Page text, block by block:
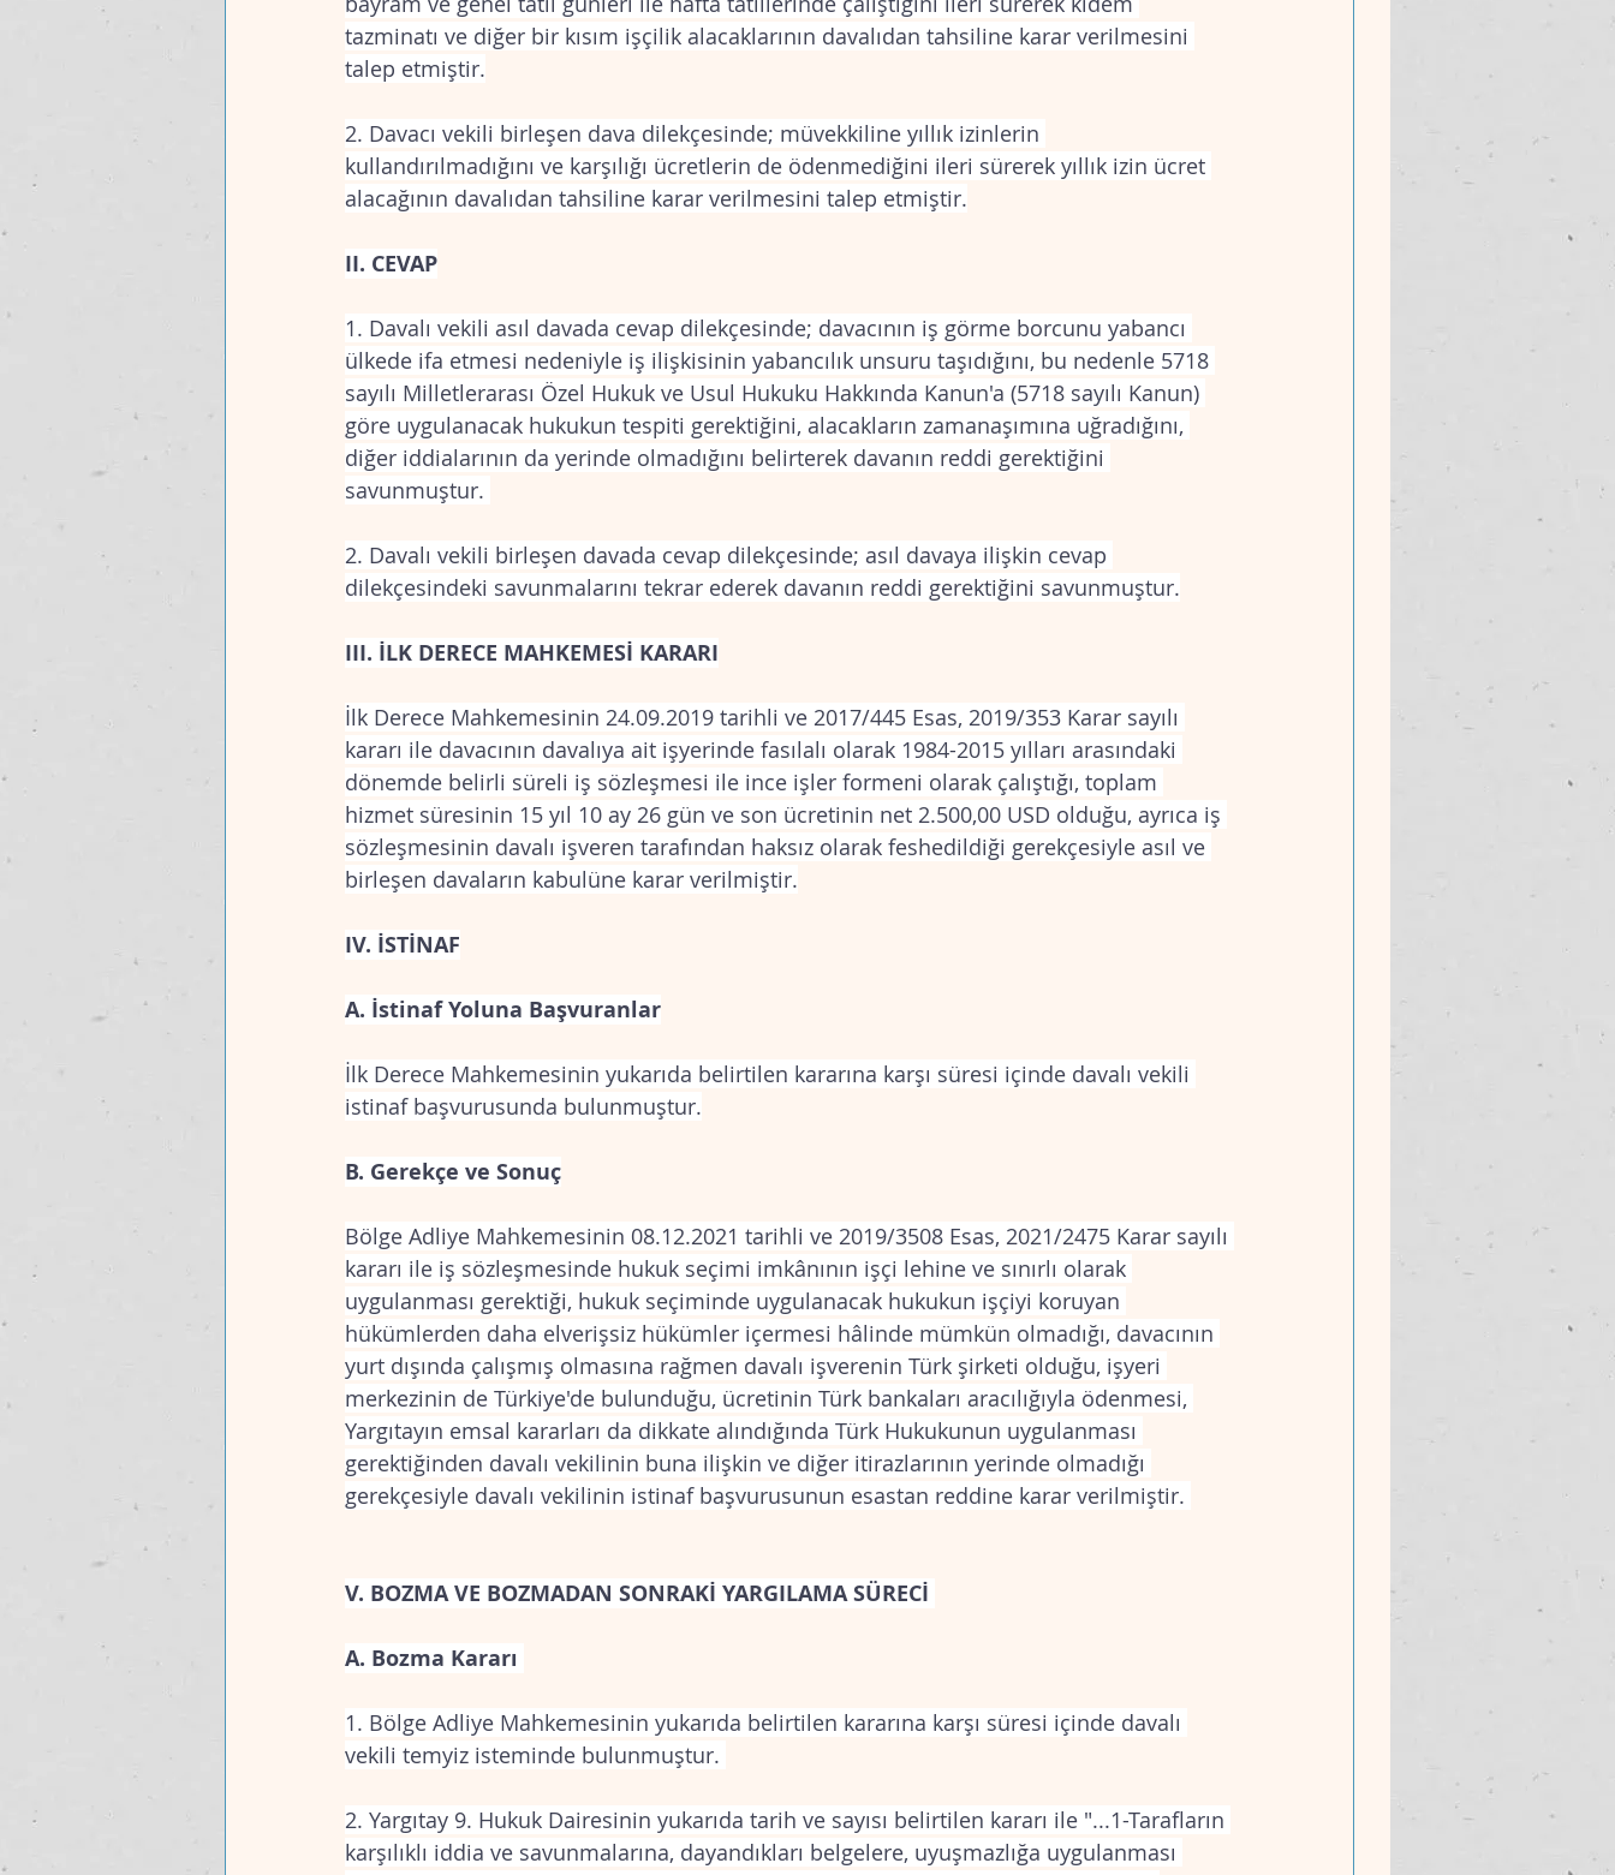
tazminatı ve diğer bir kısım işçilik alacaklarının davalıdan tahsiline karar verilmesini
talep etmiştir.
2. Davacı vekili birleşen dava dilekçesinde; müvekkiline yıllık izinlerin
kullandırılmadığını ve karşılığı ücretlerin de ödenmediğini ileri sürerek yıllık izin ücret
alacağının davalıdan tahsiline karar verilmesini talep etmiştir.
II. CEVAP
1. Davalı vekili asıl davada cevap dilekçesinde; davacının iş görme borcunu yabancı
ülkede ifa etmesi nedeniyle iş ilişkisinin yabancılık unsuru taşıdığını, bu nedenle 5718
sayılı Milletlerarası Özel Hukuk ve Usul Hukuku Hakkında Kanun'a (5718 sayılı Kanun)
göre uygulanacak hukukun tespiti gerektiğini, alacakların zamanaşımına uğradığını,
diğer iddialarının da yerinde olmadığını belirterek davanın reddi gerektiğini
savunmuştur.
2. Davalı vekili birleşen davada cevap dilekçesinde; asıl davaya ilişkin cevap
dilekçesindeki savunmalarını tekrar ederek davanın reddi gerektiğini savunmuştur.
III. İLK DERECE MAHKEMESİ KARARI
İlk Derece Mahkemesinin 24.09.2019 tarihli ve 2017/445 Esas, 2019/353 Karar sayılı
kararı ile davacının davalıya ait işyerinde fasılalı olarak 1984-2015 yılları arasındaki
dönemde belirli süreli iş sözleşmesi ile ince işler formeni olarak çalıştığı, toplam
hizmet süresinin 15 yıl 10 ay 26 gün ve son ücretinin net 2.500,00 USD olduğu, ayrıca iş
sözleşmesinin davalı işveren tarafından haksız olarak feshedildiği gerekçesiyle asıl ve
birleşen davaların kabulüne karar verilmiştir.
IV. İSTİNAF
A. İstinaf Yoluna Başvuranlar
İlk Derece Mahkemesinin yukarıda belirtilen kararına karşı süresi içinde davalı vekili
istinaf başvurusunda bulunmuştur.
B. Gerekçe ve Sonuç
Bölge Adliye Mahkemesinin 08.12.2021 tarihli ve 2019/3508 Esas, 2021/2475 Karar sayılı
kararı ile iş sözleşmesinde hukuk seçimi imkânının işçi lehine ve sınırlı olarak
uygulanması gerektiği, hukuk seçiminde uygulanacak hukukun işçiyi koruyan
hükümlerden daha elverişsiz hükümler içermesi hâlinde mümkün olmadığı, davacının
yurt dışında çalışmış olmasına rağmen davalı işverenin Türk şirketi olduğu, işyeri
merkezinin de Türkiye'de bulunduğu, ücretinin Türk bankaları aracılığıyla ödenmesi,
Yargıtayın emsal kararları da dikkate alındığında Türk Hukukunun uygulanması
gerektiğinden davalı vekilinin buna ilişkin ve diğer itirazlarının yerinde olmadığı
gerekçesiyle davalı vekilinin istinaf başvurusunun esastan reddine karar verilmiştir.
V. BOZMA VE BOZMADAN SONRAKİ YARGILAMA SÜRECİ
A. Bozma Kararı
1. Bölge Adliye Mahkemesinin yukarıda belirtilen kararına karşı süresi içinde davalı
vekili temyiz isteminde bulunmuştur.
2. Yargıtay 9. Hukuk Dairesinin yukarıda tarih ve sayısı belirtilen kararı ile "...1-Tarafların
karşılıklı iddia ve savunmalarına, dayandıkları belgelere, uyuşmazlığa uygulanması